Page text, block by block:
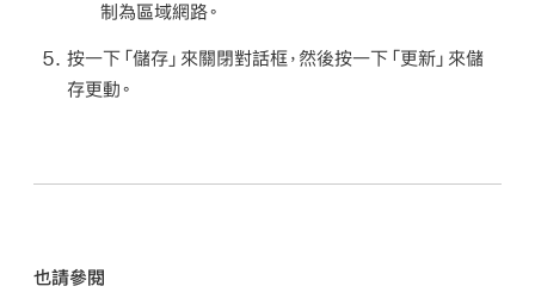
制為區域網路。
按一下「儲存」來關閉對話框，然後按一下「更新」來儲
存更動。
也請參閱